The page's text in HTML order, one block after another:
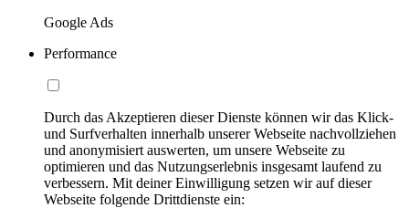
Google Ads
Performance
Durch das Akzeptieren dieser Dienste können wir das Klick-
und Surfverhalten innerhalb unserer Webseite nachvollziehen
und anonymisiert auswerten, um unsere Webseite zu
optimieren und das Nutzungserlebnis insgesamt laufend zu
verbessern. Mit deiner Einwilligung setzen wir auf dieser
Webseite folgende Drittdienste ein: